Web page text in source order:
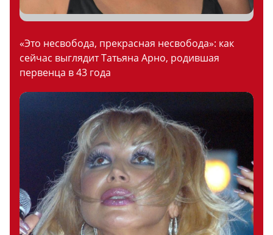
«Это несвобода, прекрасная несвобода»: как
сейчас выглядит Татьяна Арно, родившая
первенца в 43 года